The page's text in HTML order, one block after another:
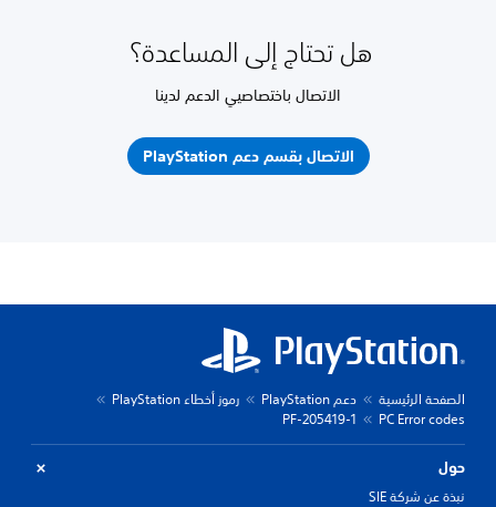
هل تحتاج إلى المساعدة؟
الاتصال باختصاصيي الدعم لدينا
الاتصال بقسم دعم PlayStation
الصفحة الرئيسية دعم PlayStation
رموز أخطاء PlayStation
PC Error codes
PF-205419-1
حول
نبذة عن شركة SIE